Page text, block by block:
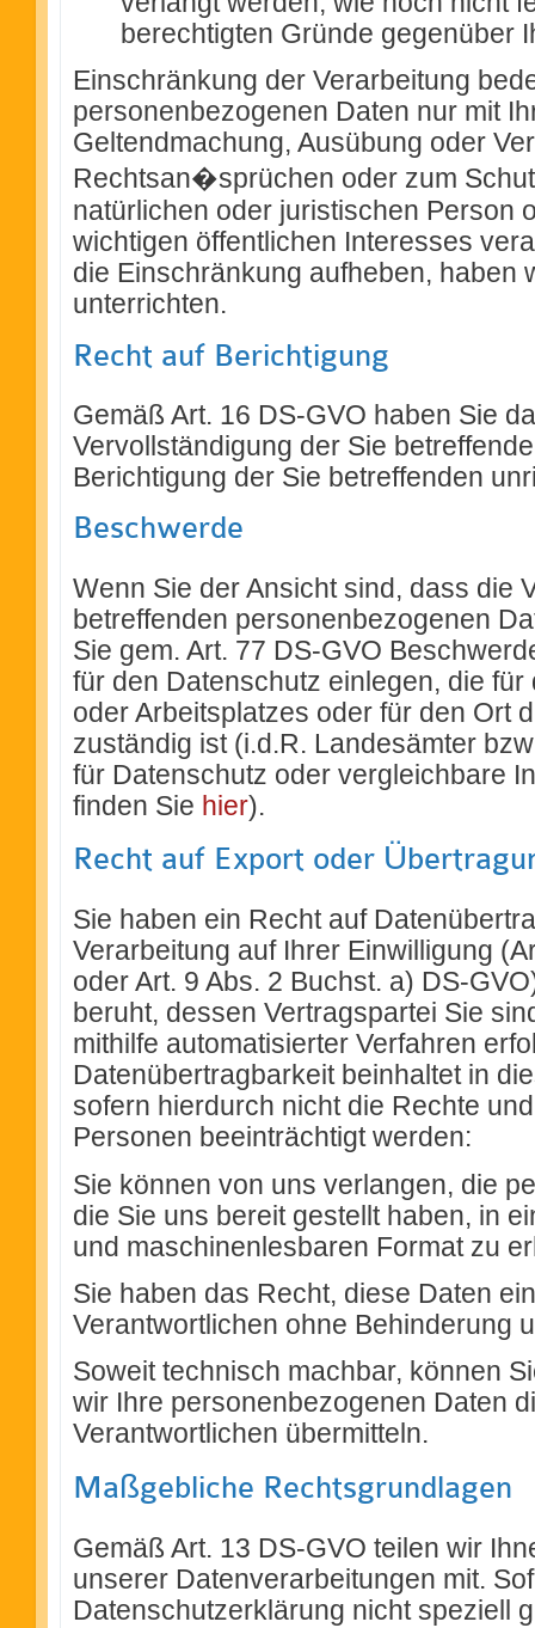
berechtigten Gründe gegenüber
Einschränkung der Verarbeitung
personenbezogenen Daten nur mit
Geltendmachung, Ausübung oder
Rechtsan�sprüchen oder zum
natürlichen oder juristischen Person
wichtigen öffentlichen Interesses
die Einschränkung aufheben, haben
unterrichten.
Recht auf Berichtigung
Gemäß Art. 16 DS-GVO haben Sie
Vervollständigung der Sie
Berichtigung der Sie betreffenden
Beschwerde
Wenn Sie der Ansicht sind, dass die
betreffenden personenbezogenen
Sie gem. Art. 77 DS-GVO
für den Datenschutz einlegen, die
oder Arbeitsplatzes oder für den Ort
zuständig ist (i.d.R. Landesämter
für Datenschutz oder vergleichbare
finden Sie hier).
Recht auf Export oder
Sie haben ein Recht auf
Verarbeitung auf Ihrer Einwilligung
oder Art. 9 Abs. 2 Buchst. a) DS-
beruht, dessen Vertragspartei Sie
mithilfe automatisierter Verfahren
Datenübertragbarkeit beinhaltet in
sofern hierdurch nicht die Rechte
Personen beeinträchtigt werden:
Sie können von uns verlangen, die
die Sie uns bereit gestellt haben, in
und maschinenlesbaren Format zu
Sie haben das Recht, diese Daten
Verantwortlichen ohne Behinderung
Soweit technisch machbar, können
wir Ihre personenbezogenen Daten
Verantwortlichen übermitteln.
Maßgebliche Rechtsgrundlagen
Gemäß Art. 13 DS-GVO teilen wir
unserer Datenverarbeitungen mit.
Datenschutzerklärung nicht speziell